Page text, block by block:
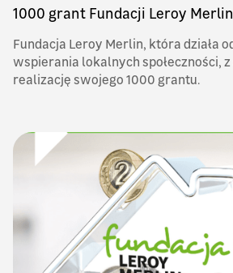
1000 grant Fundacji Leroy Merlin
Fundacja Leroy Merlin, która działa
wspierania lokalnych społeczności, z
realizację swojego 1000 grantu.